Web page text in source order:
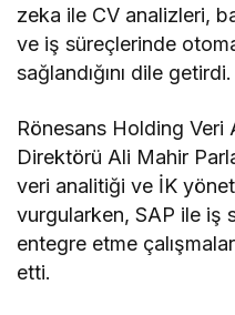
zeka ile CV analizleri,
ve iş süreçlerinde
sağlandığını dile getirdi.
Rönesans Holding Veri
Direktörü Ali Mahir
veri analitiği ve İK
vurgularken, SAP ile iş
entegre etme
etti.